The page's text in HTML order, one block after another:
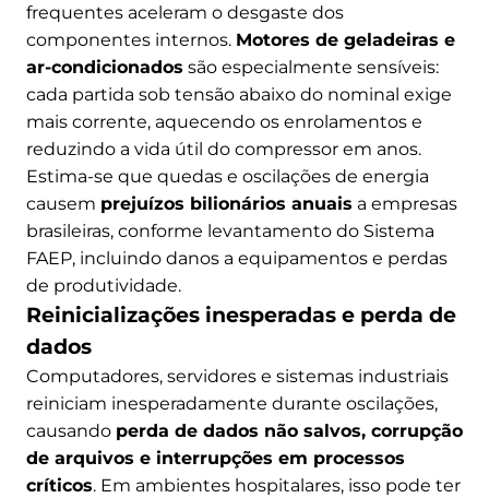
frequentes aceleram o desgaste dos
componentes internos. Motores de geladeiras e
ar-condicionados são especialmente sensíveis:
cada partida sob tensão abaixo do nominal exige
mais corrente, aquecendo os enrolamentos e
reduzindo a vida útil do compressor em anos.
Estima-se que quedas e oscilações de energia
causem prejuízos bilionários anuais a empresas
brasileiras, conforme levantamento do Sistema
FAEP, incluindo danos a equipamentos e perdas
de produtividade.
Reinicializações inesperadas e perda de
dados
Computadores, servidores e sistemas industriais
reiniciam inesperadamente durante oscilações,
causando perda de dados não salvos, corrupção
de arquivos e interrupções em processos
críticos. Em ambientes hospitalares, isso pode ter